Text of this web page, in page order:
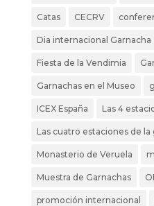
Catas CECRV
Dia internacional Garnacha
Fiesta de la Vendimia
Garnachas en el Museo
ICEX España Las 4
Las cuatro estaciones de la
Monasterio de Veruela
Muestra de Garnachas
promoción internacional